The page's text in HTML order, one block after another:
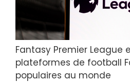
Fantasy Premier League
plateformes de football
populaires au monde